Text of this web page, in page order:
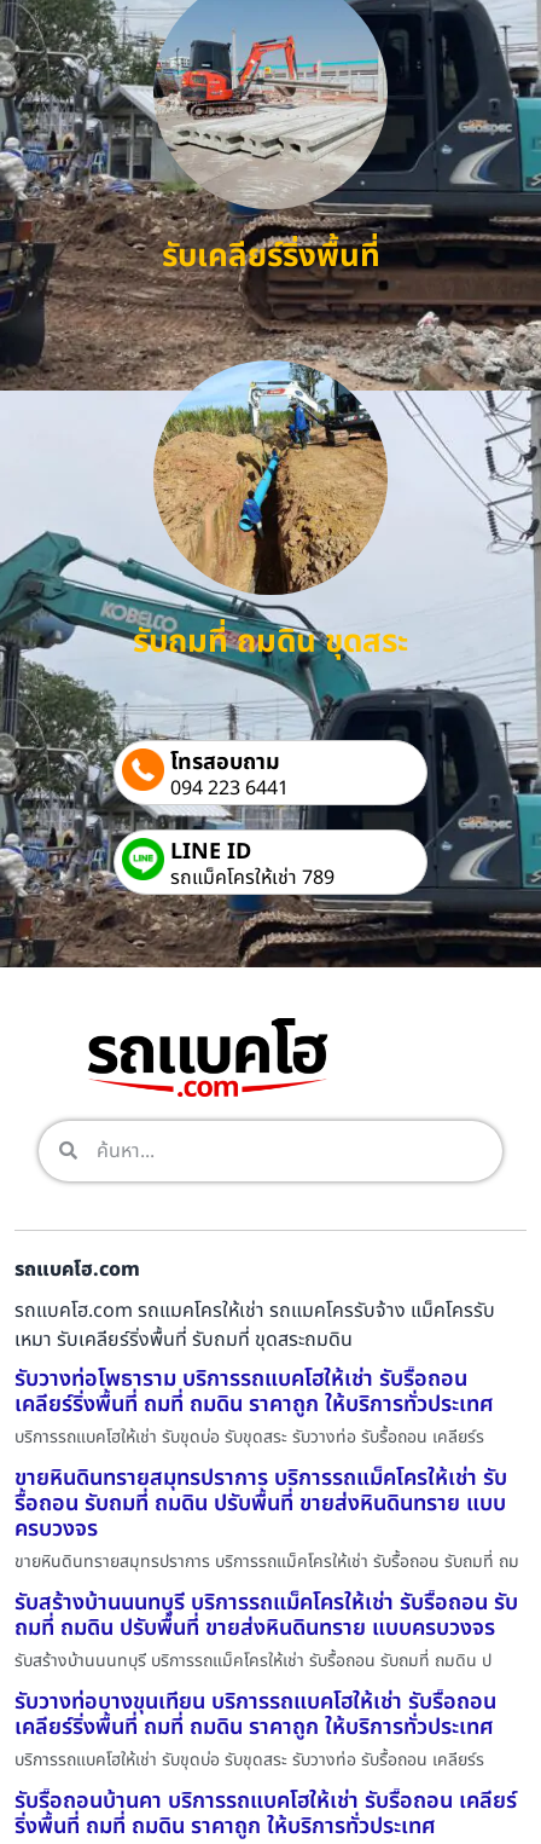
รับเคลียร์ริ่งพื้นที่
รับถมที่ ถมดิน ขุดสระ
โทรสอบถาม
094 223 6441
LINE ID
รถแม็คโครให้เช่า 789
รถแบคโฮ.com
รถแบคโฮ.com รถแมคโครให้เช่า รถแมคโครรับจ้าง แม็คโครรับ
เหมา รับเคลียร์ริ่งพื้นที่ รับถมที่ ขุดสระถมดิน
รับวางท่อโพธาราม บริการรถแบคโฮให้เช่า รับรื้อถอน
เคลียร์ริ่งพื้นที่ ถมที่ ถมดิน ราคาถูก ให้บริการทั่วประเทศ
บริการรถแบคโฮให้เช่า รับขุดบ่อ รับขุดสระ รับวางท่อ รับรื้อถอน เคลียร์ร
ขายหินดินทรายสมุทรปราการ บริการรถแม็คโครให้เช่า รับ
รื้อถอน รับถมที่ ถมดิน ปรับพื้นที่ ขายส่งหินดินทราย แบบ
ครบวงจร
ขายหินดินทรายสมุทรปราการ บริการรถแม็คโครให้เช่า รับรื้อถอน รับถมที่ ถม
รับสร้างบ้านนนทบุรี บริการรถแม็คโครให้เช่า รับรื้อถอน รับ
ถมที่ ถมดิน ปรับพื้นที่ ขายส่งหินดินทราย แบบครบวงจร
รับสร้างบ้านนนทบุรี บริการรถแม็คโครให้เช่า รับรื้อถอน รับถมที่ ถมดิน ป
รับวางท่อบางขุนเทียน บริการรถแบคโฮให้เช่า รับรื้อถอน
เคลียร์ริ่งพื้นที่ ถมที่ ถมดิน ราคาถูก ให้บริการทั่วประเทศ
บริการรถแบคโฮให้เช่า รับขุดบ่อ รับขุดสระ รับวางท่อ รับรื้อถอน เคลียร์ร
รับรื้อถอนบ้านคา บริการรถแบคโฮให้เช่า รับรื้อถอน เคลียร์
ริ่งพื้นที่ ถมที่ ถมดิน ราคาถูก ให้บริการทั่วประเทศ